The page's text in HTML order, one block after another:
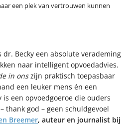
een plek van vertrouwen kunnen
dr. Becky een absolute verademing
naar intelligent opvoedadvies.
in onszijn praktisch toepasbaar
een leuker mens én een
is een opvoedgoeroe die ouders
thank god – geen schuldgevoel
Breemer, auteur en journalist bij